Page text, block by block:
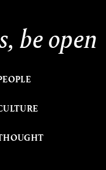
be open